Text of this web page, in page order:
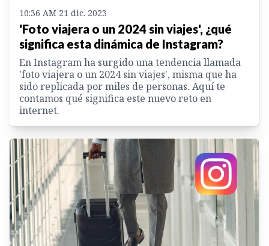
10:36 AM 21 dic. 2023
'Foto viajera o un 2024 sin viajes', ¿qué
significa esta dinámica de Instagram?
En Instagram ha surgido una tendencia llamada
'foto viajera o un 2024 sin viajes', misma que ha
sido replicada por miles de personas. Aquí te
contamos qué significa este nuevo reto en
internet.